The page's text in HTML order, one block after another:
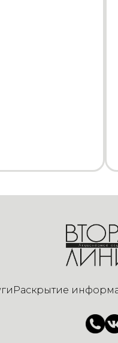
Раскрытие